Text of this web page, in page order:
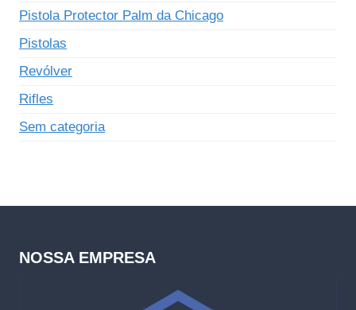
Pistola Protector Palm da Chicago
Pistolas
Revólver
Rifles
Sem categoria
NOSSA EMPRESA